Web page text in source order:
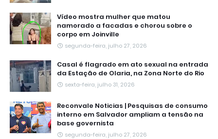
Vídeo mostra mulher que matou
namorado a facadas e chorou sobre o
corpo em Joinville
segunda-feira, julho 27, 2026
Casal é flagrado em ato sexual na entrada
da Estação de Olaria, na Zona Norte do Rio
sexta-feira, julho 31, 2026
Reconvale Noticias | Pesquisas de consumo
interno em Salvador ampliam a tensão na
base governista
segunda-feira, julho 27, 2026